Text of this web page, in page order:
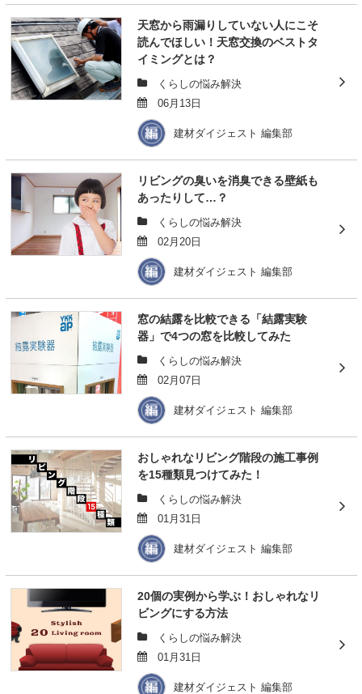
天窓から雨漏りしていない人にこそ
読んでほしい！天窓交換のベストタ
イミングとは？
くらしの悩み解決
06月13日
建材ダイジェスト 編集部
リビングの臭いを消臭できる壁紙も
あったりして…？
くらしの悩み解決
02月20日
建材ダイジェスト 編集部
窓の結露を比較できる「結露実験
器」で4つの窓を比較してみた
くらしの悩み解決
02月07日
建材ダイジェスト 編集部
おしゃれなリビング階段の施工事例
を15種類見つけてみた！
くらしの悩み解決
01月31日
建材ダイジェスト 編集部
20個の実例から学ぶ！おしゃれなリ
ビングにする方法
くらしの悩み解決
01月31日
建材ダイジェスト 編集部